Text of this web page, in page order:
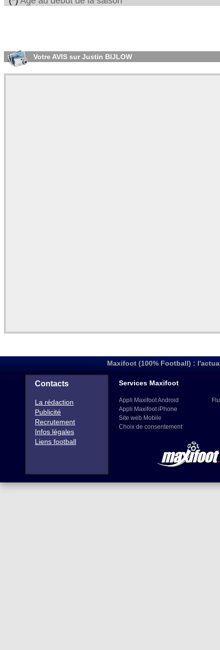
Votre AVIS sur Justin BIJLOW
Maxifoot (100% Football) :
Contacts
La rédaction
Publicité
Recrutement
Infos légales
Liens football
Services Maxifoot
Appli Maxifoot Android
Appli Maxifoot iPhone
Site web Mobile
Choix de consentement